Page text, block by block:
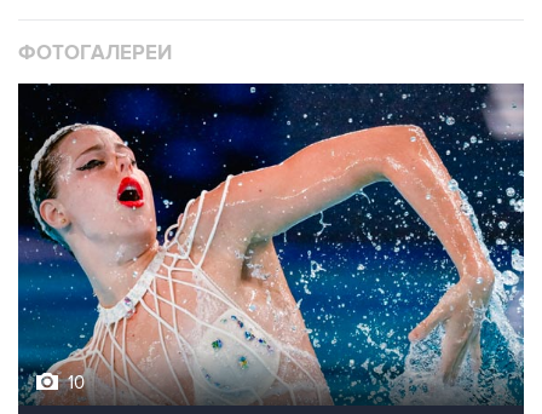
ФОТОГАЛЕРЕИ
10